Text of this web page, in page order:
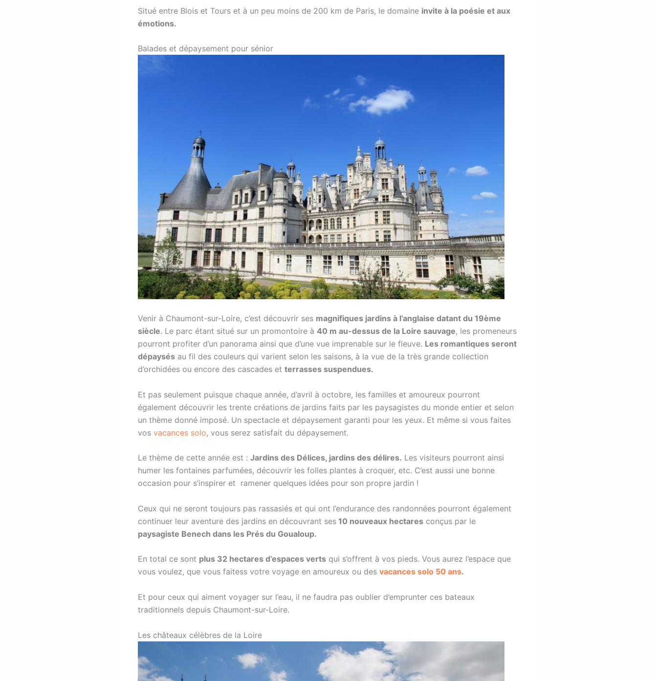
Situé entre Blois et Tours et à un peu moins de 200 km de Paris, le domaine invite à la poésie et aux
émotions.
Balades et dépaysement pour sénior
Venir à Chaumont-sur-Loire, c’est découvrir ses magnifiques jardins à l’anglaise datant du 19ème
siècle. Le parc étant situé sur un promontoire à 40 m au-dessus de la Loire sauvage, les promeneurs
pourront profiter d’un panorama ainsi que d’une vue imprenable sur le fleuve. Les romantiques seront
dépaysés au fil des couleurs qui varient selon les saisons, à la vue de la très grande collection
d’orchidées ou encore des cascades et terrasses suspendues.
Et pas seulement puisque chaque année, d’avril à octobre, les familles et amoureux pourront
également découvrir les trente créations de jardins faits par les paysagistes du monde entier et selon
un thème donné imposé. Un spectacle et dépaysement garanti pour les yeux. Et même si vous faites
vos vacances solo, vous serez satisfait du dépaysement.
Le thème de cette année est : Jardins des Délices, jardins des délires. Les visiteurs pourront ainsi
humer les fontaines parfumées, découvrir les folles plantes à croquer, etc. C’est aussi une bonne
occasion pour s’inspirer et ramener quelques idées pour son propre jardin !
Ceux qui ne seront toujours pas rassasiés et qui ont l’endurance des randonnées pourront également
continuer leur aventure des jardins en découvrant ses 10 nouveaux hectares conçus par le
paysagiste Benech dans les Prés du Goualoup.
En total ce sont plus 32 hectares d’espaces verts qui s’offrent à vos pieds. Vous aurez l’espace que
vous voulez, que vous faitess votre voyage en amoureux ou des vacances solo 50 ans.
Et pour ceux qui aiment voyager sur l’eau, il ne faudra pas oublier d’emprunter ces bateaux
traditionnels depuis Chaumont-sur-Loire.
Les châteaux célèbres de la Loire